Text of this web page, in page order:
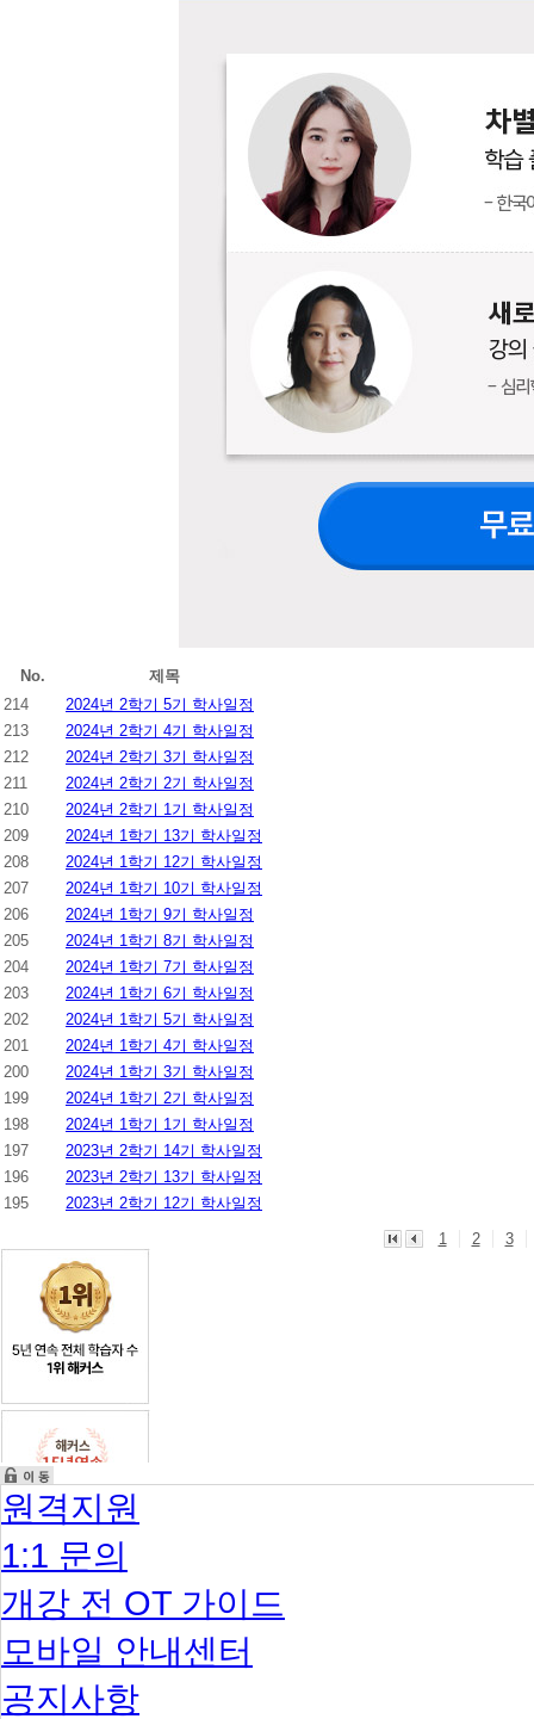
No.
제목
214
2024년 2학기 5기 학사일정
213
2024년 2학기 4기 학사일정
212
2024년 2학기 3기 학사일정
211
2024년 2학기 2기 학사일정
210
2024년 2학기 1기 학사일정
209
2024년 1학기 13기 학사일정
208
2024년 1학기 12기 학사일정
207
2024년 1학기 10기 학사일정
206
2024년 1학기 9기 학사일정
205
2024년 1학기 8기 학사일정
204
2024년 1학기 7기 학사일정
203
2024년 1학기 6기 학사일정
202
2024년 1학기 5기 학사일정
201
2024년 1학기 4기 학사일정
200
2024년 1학기 3기 학사일정
199
2024년 1학기 2기 학사일정
198
2024년 1학기 1기 학사일정
197
2023년 2학기 14기 학사일정
196
2023년 2학기 13기 학사일정
195
2023년 2학기 12기 학사일정
1
2 3
원격지원
1:1 문의
개강 전 OT 가이드
모바일 안내센터
공지사항